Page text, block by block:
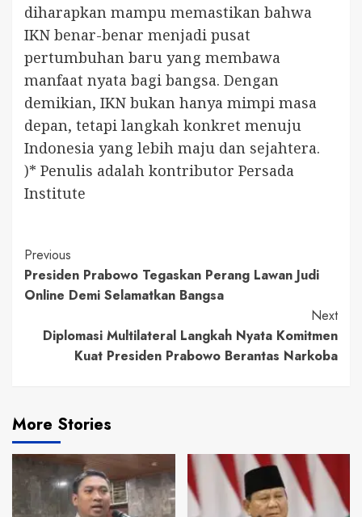
diharapkan mampu memastikan bahwa
IKN benar-benar menjadi pusat
pertumbuhan baru yang membawa
manfaat nyata bagi bangsa. Dengan
demikian, IKN bukan hanya mimpi masa
depan, tetapi langkah konkret menuju
Indonesia yang lebih maju dan sejahtera.
)* Penulis adalah kontributor Persada
Institute
Continue
Reading
Previous
Presiden Prabowo Tegaskan Perang Lawan Judi
Online Demi Selamatkan Bangsa
Next
Diplomasi Multilateral Langkah Nyata Komitmen
Kuat Presiden Prabowo Berantas Narkoba
More Stories